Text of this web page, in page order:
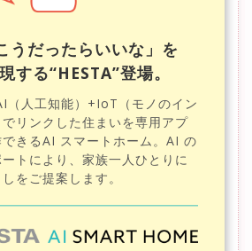
うだったらいいな」を
する“HESTA”登場。
（人工知能）+IoT（モノのイン
リンクした住まいを専用アプ
できるAI スマートホーム。AI の
トにより、家族一人ひとりに
をご提案します。